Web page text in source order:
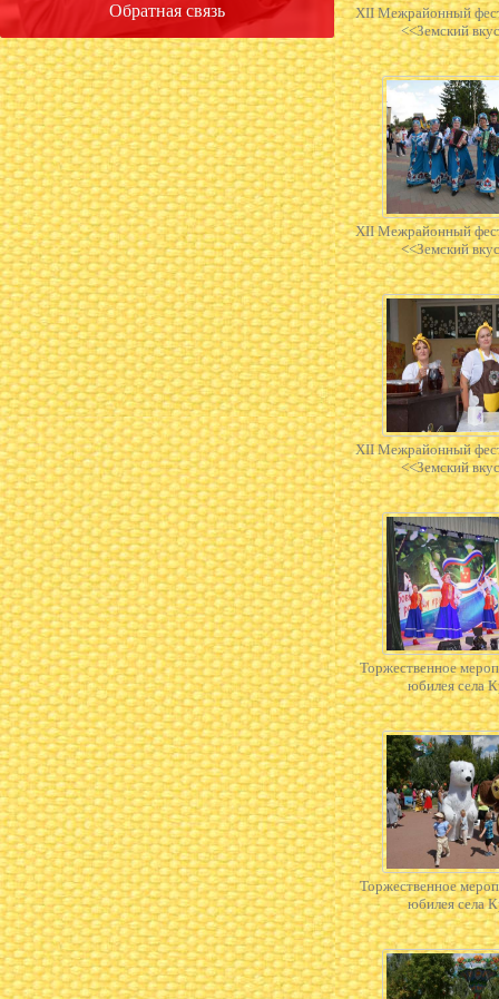
Обратная связь
XII Межрайонный
<<Земский
XII Межрайонный
<<Земский
XII Межрайонный
<<Земский
Торжественное
юбилея села
Торжественное
юбилея села